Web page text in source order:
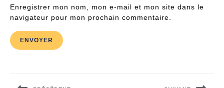
Enregistrer mon nom, mon e-mail et mon site dans le
navigateur pour mon prochain commentaire.